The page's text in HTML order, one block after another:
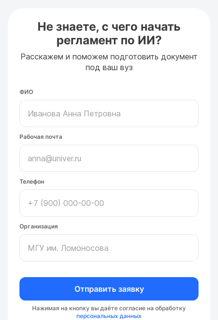
Не знаете, с чего начать
регламент по ИИ?
Расскажем и поможем подготовить документ
под ваш вуз
ФИО
Рабочая почта
Телефон
Организация
Отправить заявку
Нажимая на кнопку вы даёте согласие на обработку
персональных данных